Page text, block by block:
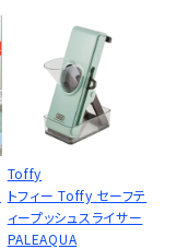
Toffy
トフィー Toffy セーフテ
ィープッシュスライサー
PALEAQUA